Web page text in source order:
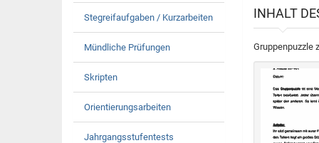
Stegreifaufgaben / Kurzarbeiten
Mündliche Prüfungen
Skripten
Orientierungsarbeiten
Jahrgangsstufentests
INHALT
Gruppenpuzzle